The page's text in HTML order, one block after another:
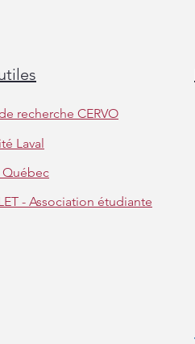
Félicitations à Angie et Bety pour
leurs prix de Parkinson Canada!
recherche CERVO
Laval
- Association étudiante